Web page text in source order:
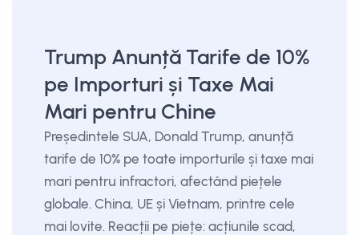
Trump Anunță Tarife de 10%
pe Importuri și Taxe Mai
Mari pentru Chine
Președintele SUA, Donald Trump, anunță
tarife de 10% pe toate importurile și taxe mai
mari pentru infractori, afectând piețele
globale. China, UE și Vietnam, printre cele
mai lovite. Reacții pe piețe: acțiunile scad,